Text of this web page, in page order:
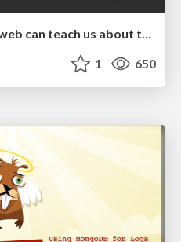
What the history of the web can teach us about the future of AI
1 650